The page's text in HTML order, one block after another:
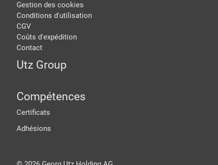
Gestion des cookies
Conditions d'utilisation
CGV
Coûts d'expédition
Contact
Utz Group
Compétences
Certificats
Adhésions